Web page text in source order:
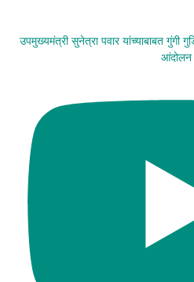
उपमुख्यमंत्री सुनेत्रा पवार यांच्याबाबत गुंगी
आंदोलन